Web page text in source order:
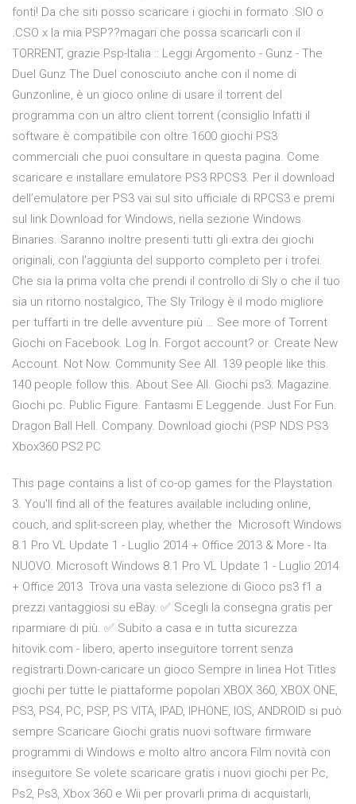
fonti! Da che siti posso scaricare i giochi in formato .SIO o
.CSO x la mia PSP??magari che possa scaricarli con il
TORRENT, grazie Psp-Italia :: Leggi Argomento - Gunz - The
Duel Gunz The Duel conosciuto anche con il nome di
Gunzonline, è un gioco online di usare il torrent del
programma con un altro client torrent (consiglio Infatti il
software è compatibile con oltre 1600 giochi PS3
commerciali che puoi consultare in questa pagina. Come
scaricare e installare emulatore PS3 RPCS3. Per il download
dell’emulatore per PS3 vai sul sito ufficiale di RPCS3 e premi
sul link Download for Windows, nella sezione Windows
Binaries. Saranno inoltre presenti tutti gli extra dei giochi
originali, con l'aggiunta del supporto completo per i trofei.
Che sia la prima volta che prendi il controllo di Sly o che il tuo
sia un ritorno nostalgico, The Sly Trilogy è il modo migliore
per tuffarti in tre delle avventure più … See more of Torrent
Giochi on Facebook. Log In. Forgot account? or. Create New
Account. Not Now. Community See All. 139 people like this.
140 people follow this. About See All. Giochi ps3. Magazine.
Giochi pc. Public Figure. Fantasmi E Leggende. Just For Fun.
Dragon Ball Hell. Company. Download giochi (PSP NDS PS3
Xbox360 PS2 PC
This page contains a list of co-op games for the Playstation
3. You'll find all of the features available including online,
couch, and split-screen play, whether the Microsoft Windows
8.1 Pro VL Update 1 - Luglio 2014 + Office 2013 & More - Ita
NUOVO. Microsoft Windows 8.1 Pro VL Update 1 - Luglio 2014
+ Office 2013 Trova una vasta selezione di Gioco ps3 f1 a
prezzi vantaggiosi su eBay. ✅ Scegli la consegna gratis per
riparmiare di più. ✅ Subito a casa e in tutta sicurezza
hitovik.com - libero, aperto inseguitore torrent senza
registrarti.Down-caricare un gioco Sempre in linea Hot Titles
giochi per tutte le piattaforme popolari XBOX 360, XBOX ONE,
PS3, PS4, PC, PSP, PS VITA, IPAD, IPHONE, IOS, ANDROID si può
sempre Scaricare Giochi gratis nuovi software firmware
programmi di Windows e molto altro ancora Film novità con
inseguitore Se volete scaricare gratis i nuovi giochi per Pc,
Ps2, Ps3, Xbox 360 e Wii per provarli prima di acquistarli,